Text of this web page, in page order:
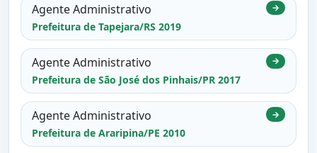
Agente Administrativo
Prefeitura de Tapejara/RS 2019
→
Agente Administrativo
Prefeitura de São José dos Pinhais/PR 2017
→
Agente Administrativo
Prefeitura de Araripina/PE 2010
→